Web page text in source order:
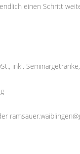
einen Schritt
inkl.